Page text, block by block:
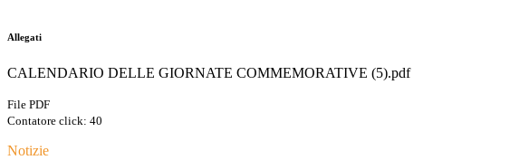
Allegati
CALENDARIO DELLE GIORNATE COMMEMORATIVE (5).pdf
File PDF
Contatore click: 40
Notizie